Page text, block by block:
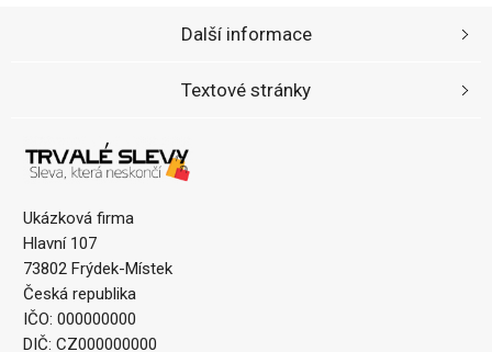
Ukázková firma
Hlavní 107
73802 Frýdek-Místek
Česká republika
IČO: 000000000
DIČ: CZ000000000
Další informace
Textové stránky